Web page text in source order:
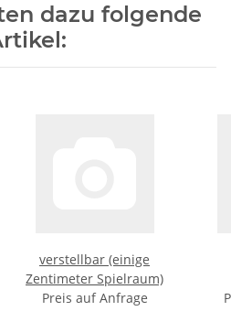
dazu folgende
verstellbar (einige
Zentimeter Spielraum)
Preis auf Anfrage